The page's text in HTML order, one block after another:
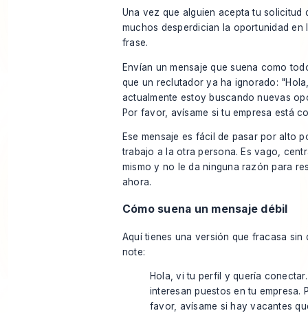
Una vez que alguien acepta tu solicitud
muchos desperdician la oportunidad en
frase.
Envían un mensaje que suena como
que un reclutador ya ha ignorado:
actualmente estoy buscando nuevas
Por favor, avísame si tu empresa está
Ese mensaje es fácil de pasar por alto
trabajo a la otra persona. Es vago,
mismo y no le da ninguna razón para
ahora.
Cómo suena un mensaje débil
Aquí tienes una versión que fracasa sin
note:
Hola, vi tu perfil y quería
interesan puestos en tu empresa.
favor, avísame si hay vacantes